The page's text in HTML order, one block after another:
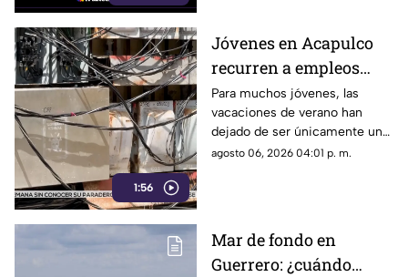
1:56
Jóvenes en Acapulco
recurren a empleos
temporales ante el
próximo ciclo escolar
Para muchos jóvenes, las
vacaciones de verano han
dejado de ser únicamente un
periodo de descanso y
agosto 06, 2026 04:01 p. m.
Mar de fondo en
Guerrero: ¿cuándo